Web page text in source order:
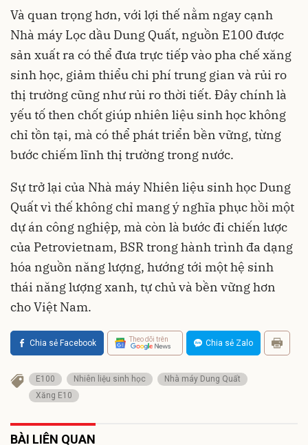
Và quan trọng hơn, với lợi thế nằm ngay cạnh
Nhà máy Lọc dầu Dung Quất, nguồn E100 được
sản xuất ra có thể đưa trực tiếp vào pha chế xăng
sinh học, giảm thiểu chi phí trung gian và rủi ro
thị trường cũng như rủi ro thời tiết. Đây chính là
yếu tố then chốt giúp nhiên liệu sinh học không
chỉ tồn tại, mà có thể phát triển bền vững, từng
bước chiếm lĩnh thị trường trong nước.
Sự trở lại của Nhà máy Nhiên liệu sinh học Dung
Quất vì thế không chỉ mang ý nghĩa phục hồi một
dự án công nghiệp, mà còn là bước đi chiến lược
của Petrovietnam, BSR trong hành trình đa dạng
hóa nguồn năng lượng, hướng tới một hệ sinh
thái năng lượng xanh, tự chủ và bền vững hơn
cho Việt Nam.
Chia sẻ Facebook Theo dõi trên Chia sẻ Zalo
E100 Nhiên liệu sinh học
Nhà máy Dung Quất
Xăng E10
BÀI LIÊN QUAN